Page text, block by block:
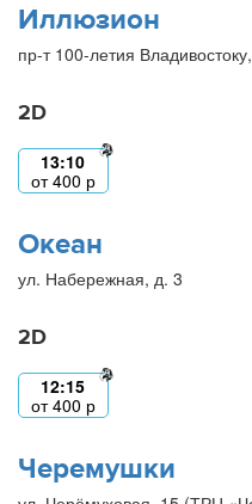
Иллюзион
пр-т 100-летия
2D
13:10
от400 р
Океан
ул. Набережная, д. 3
2D
12:15
от400 р
Черемушки